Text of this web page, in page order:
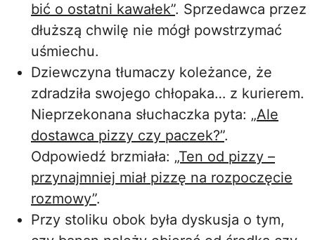
bić o ostatni kawałek”. Sprzedawca przez
dłuższą chwilę nie mógł powstrzymać
uśmiechu.
Dziewczyna tłumaczy koleżance, że
zdradziła swojego chłopaka… z kurierem.
Nieprzekonana słuchaczka pyta: „Ale
dostawca pizzy czy paczek?”.
Odpowiedź brzmiała: „Ten od pizzy –
przynajmniej miał pizzę na rozpoczęcie
rozmowy”.
Przy stoliku obok była dyskusja o tym,